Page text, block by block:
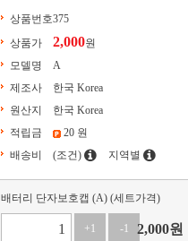
상품번호375
상품가
2,000원
모델명
A
제조사
한국 Korea
원산지
한국 Korea
적립금
20 원
배송비
(조건) 지역별
배터리 단자보호캡 (A) (세트가격)
+1 -1 2,000원